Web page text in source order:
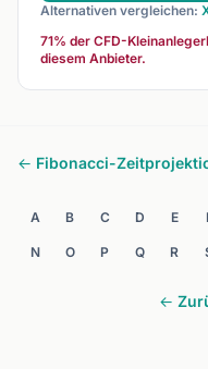
Alternativen vergleichen:
71% der CFD-
diesem Anbieter.
← Fibonacci-
A B C D E
N O P Q R
←